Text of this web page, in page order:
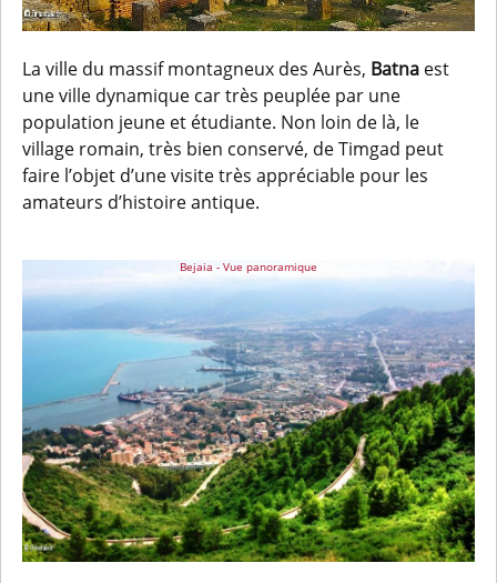
La ville du massif montagneux des Aurès, Batna est
une ville dynamique car très peuplée par une
population jeune et étudiante. Non loin de là, le
village romain, très bien conservé, de Timgad peut
faire l’objet d’une visite très appréciable pour les
amateurs d’histoire antique.
Bejaia - Vue panoramique